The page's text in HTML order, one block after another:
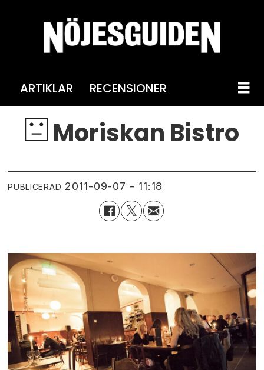
ARTIKLAR RECENSIONER
Moriskan Bistro
PUBLICERAD 2011-09-07 - 11:18